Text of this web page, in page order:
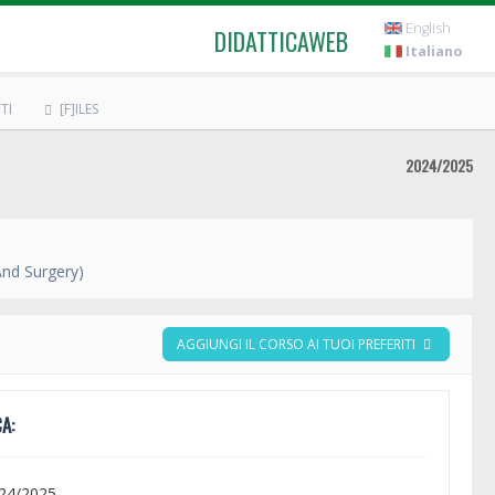
DIDATTICAWEB
English
Italiano
[F]ILES
2024/2025
Surgery)
AGGIUNGI IL CORSO AI TUOI PREFERITI